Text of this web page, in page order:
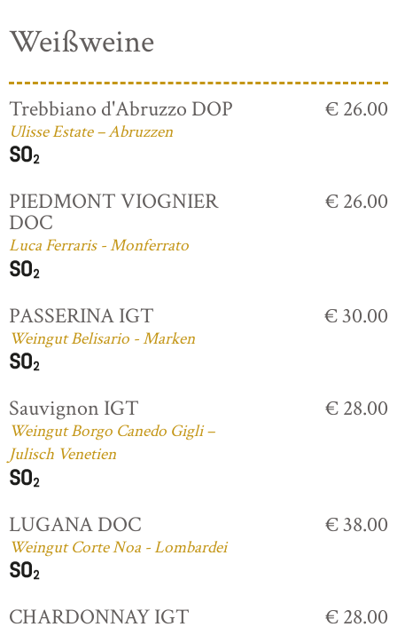
Weißweine
Trebbiano d'Abruzzo DOP
Ulisse Estate – Abruzzen
€ 26.00
PIEDMONT VIOGNIER
DOC
Luca Ferraris - Monferrato
€ 26.00
PASSERINA IGT
Weingut Belisario - Marken
€ 30.00
Sauvignon IGT
Weingut Borgo Canedo Gigli –
Julisch Venetien
€ 28.00
LUGANA DOC
Weingut Corte Noa - Lombardei
€ 38.00
CHARDONNAY IGT € 28.00